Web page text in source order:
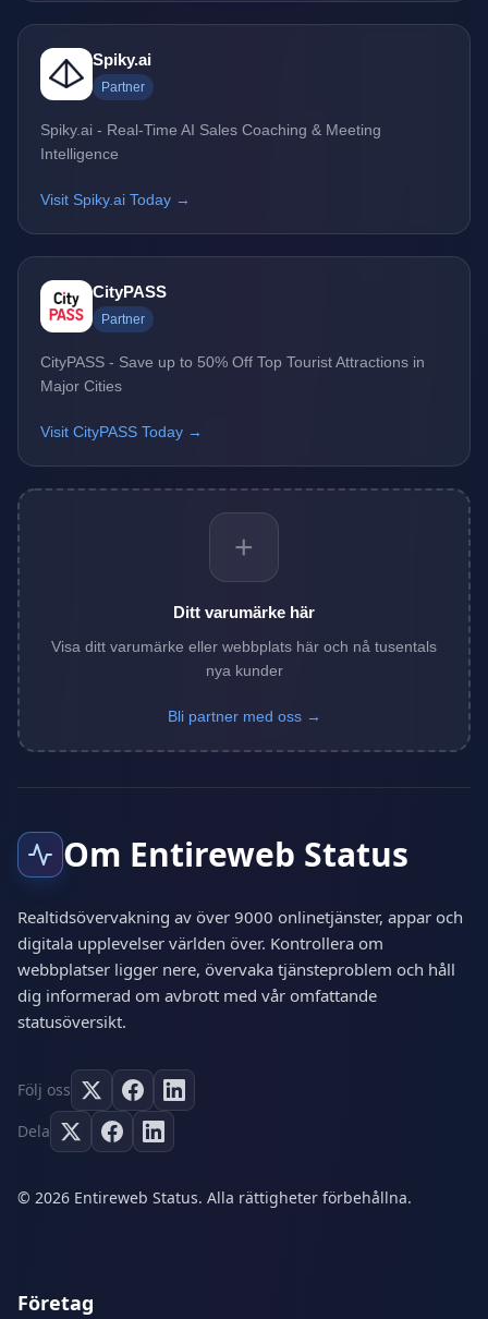
Spiky.ai
Partner
Spiky.ai - Real-Time AI Sales Coaching & Meeting
Intelligence
Visit Spiky.ai Today →
CityPASS
Partner
CityPASS - Save up to 50% Off Top Tourist Attractions in
Major Cities
Visit CityPASS Today →
+
Ditt varumärke här
Visa ditt varumärke eller webbplats här och nå tusentals
nya kunder
Bli partner med oss →
Om Entireweb Status
Realtidsövervakning av över 9000 onlinetjänster, appar och
digitala upplevelser världen över. Kontrollera om
webbplatser ligger nere, övervaka tjänsteproblem och håll
dig informerad om avbrott med vår omfattande
statusöversikt.
Följ oss
Dela
© 2026 Entireweb Status. Alla rättigheter förbehållna.
Företag